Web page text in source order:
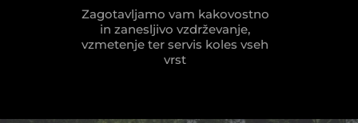
Zagotavljamo vam kakovostno
in zanesljivo vzdrževanje,
vzmetenje ter servis koles vseh
vrst